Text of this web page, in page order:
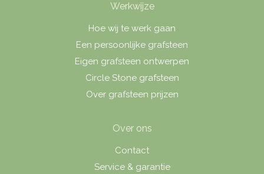
Werkwijze
Hoe wij te werk gaan
Een persoonlijke grafsteen
Eigen grafsteen ontwerpen
Circle Stone grafsteen
Over grafsteen prijzen
Over ons
Contact
Service & garantie